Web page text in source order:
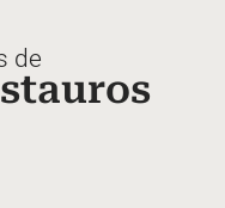
de